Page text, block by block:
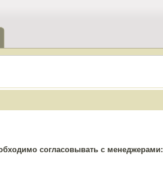
согласовывать с менеджерами: